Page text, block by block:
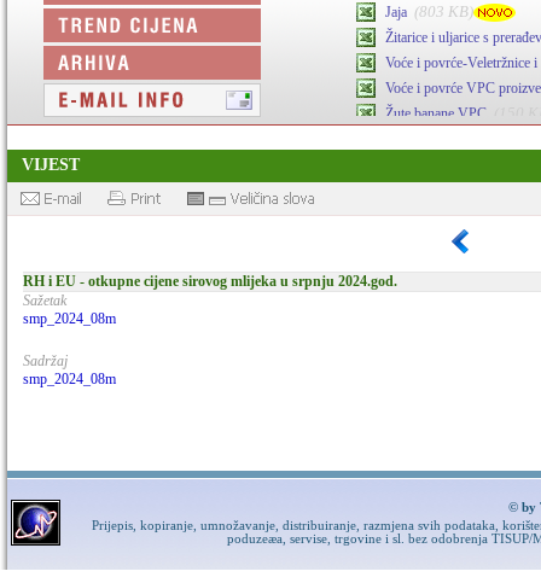
Jaja (803 KB)
Žitarice i uljarice s
Voće i povrće-Veletržnice i
Voće i povrće VPC
Žute banane VPC
VIJEST
RH i EU - otkupne cijene sirovog mlijeka u srpnju 2024.god.
Sažetak
smp_2024_08m
Sadržaj
smp_2024_08m
© by
Prijepis, kopiranje, umnožavanje, distribuiranje, razmjena svih podataka,
poduzeæa, servise, trgovine i sl. bez odobrenja